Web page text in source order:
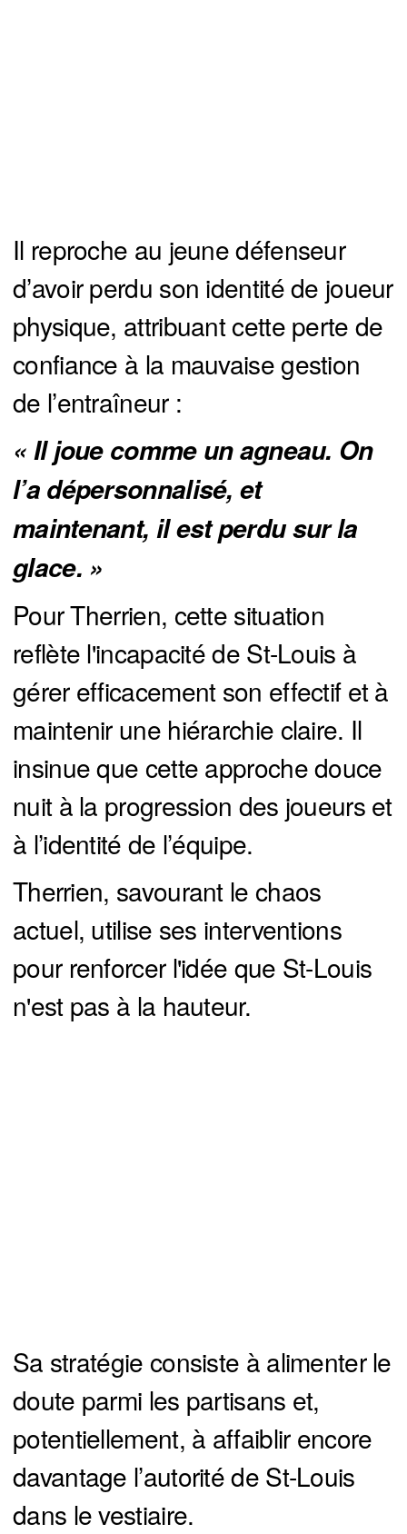
Il reproche au jeune défenseur
d’avoir perdu son identité de joueur
physique, attribuant cette perte de
confiance à la mauvaise gestion
de l’entraîneur :
« Il joue comme un agneau. On
l’a dépersonnalisé, et
maintenant, il est perdu sur la
glace. »
Pour Therrien, cette situation
reflète l'incapacité de St-Louis à
gérer efficacement son effectif et à
maintenir une hiérarchie claire. Il
insinue que cette approche douce
nuit à la progression des joueurs et
à l’identité de l’équipe.
Therrien, savourant le chaos
actuel, utilise ses interventions
pour renforcer l'idée que St-Louis
n'est pas à la hauteur.
Sa stratégie consiste à alimenter le
doute parmi les partisans et,
potentiellement, à affaiblir encore
davantage l’autorité de St-Louis
dans le vestiaire.